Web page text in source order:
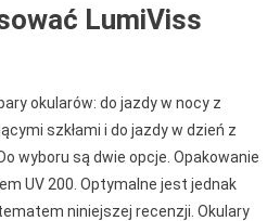
LumiViss
okularów: do jazdy w nocy z
szkłami i do jazdy w dzień z
wyboru są dwie opcje. Opakowanie
UV 200. Optymalne jest jednak
niniejszej recenzji. Okulary